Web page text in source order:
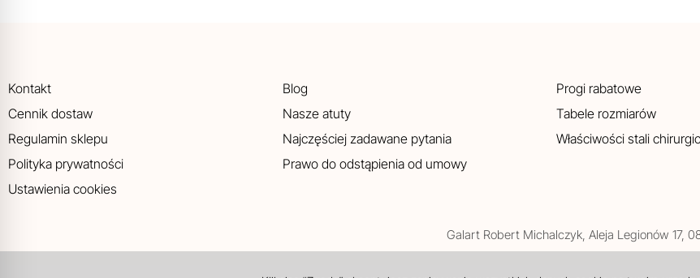
Kontakt
Cennik dostaw
Regulamin sklepu
Polityka prywatności
Ustawienia cookies
Blog
Nasze atuty
Najczęściej zadawane pytania
Prawo do odstąpienia od umowy
Progi rabatowe
Tabele rozmiarów
Właściwości stali
Galart Robert Michalczyk Aleja Legionów 17,